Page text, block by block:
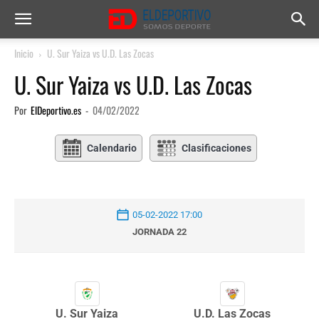
Inicio U. Sur Yaiza vs U.D. Las Zocas
U. Sur Yaiza vs U.D. Las Zocas
Por ElDeportivo.es - 04/02/2022
Calendario Clasificaciones
05-02-2022 17:00
JORNADA 22
U. Sur Yaiza U.D. Las Zocas